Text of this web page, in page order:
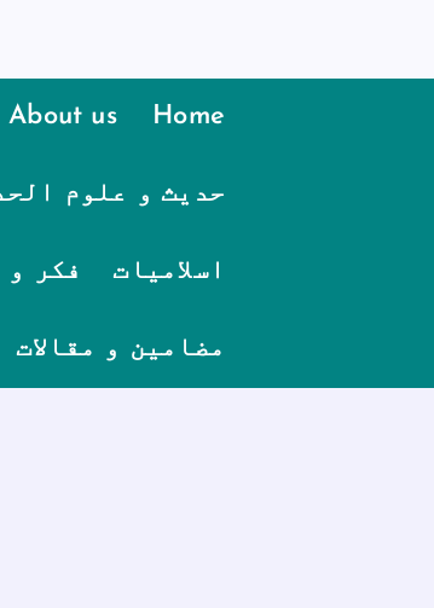
Home
About us
حدیث و علوم
اسلامیات فکر و
مضامین و مقالات